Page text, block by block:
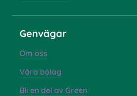
Genvägar
Om oss
Våra bolag
Bli en del av Green